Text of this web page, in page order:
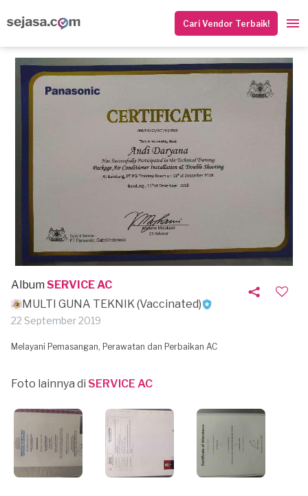
Cari Vendor Terbaik!
Album SERVICE AC
MULTI GUNA TEKNIK (Vaccinated)
22 September 2019
Melayani Pemasangan, Perawatan dan Perbaikan AC
Foto lainnya di SERVICE AC